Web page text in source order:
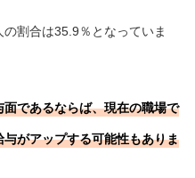
割合は35.9％となっていま
であるならば、現在の職場で
がアップする可能性もありま